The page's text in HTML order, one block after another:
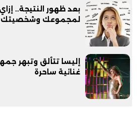
بعد ظهور النتيجة..
لمجموعك
إليسا تتألق وتبهر
غنائية ساحرة